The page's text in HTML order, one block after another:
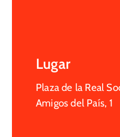
Lugar
Plaza de la Real
Amigos del País, 1